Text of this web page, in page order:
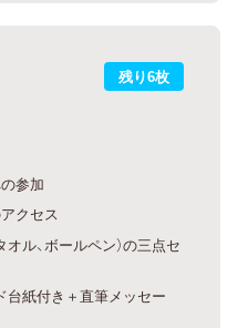
残り6枚
参加
クセス
ル、ボールペン）の三点セ
台紙付き＋直筆メッセー